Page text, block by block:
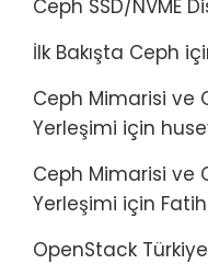
Ceph SSD/NVME
İlk Bakışta Ceph
Ceph Mimarisi ve
Yerleşimi için
Ceph Mimarisi ve
Yerleşimi için Fatih
OpenStack